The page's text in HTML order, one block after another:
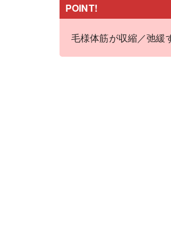
POINT!
毛様体筋が収縮／弛緩